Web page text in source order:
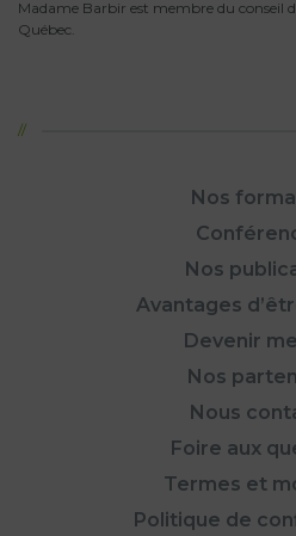
Madame Barbir est membre du conseil
Québec.
Nos
Nos
Avantages
Devenir
Nos
Nous
Foire aux
Termes et
Politique de